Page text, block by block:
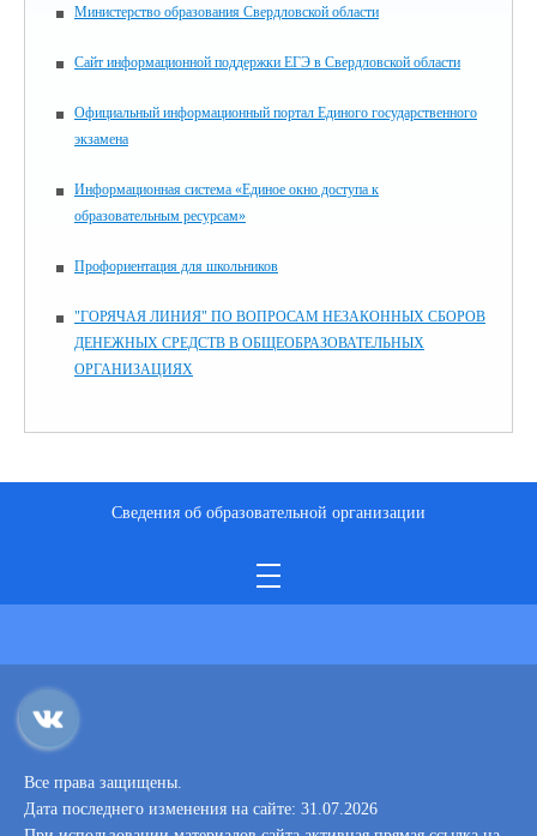
Министерство образования Свердловской области
Сайт информационной поддержки ЕГЭ в Свердловской области
Официальный информационный портал Единого государственного
экзамена
Информационная система «Единое окно доступа к
образовательным ресурсам»
Профориентация для школьников
"ГОРЯЧАЯ ЛИНИЯ" ПО ВОПРОСАМ НЕЗАКОННЫХ СБОРОВ
ДЕНЕЖНЫХ СРЕДСТВ В ОБЩЕОБРАЗОВАТЕЛЬНЫХ
ОРГАНИЗАЦИЯХ
Сведения об образовательной организации
Все права защищены.
Дата последнего изменения на сайте: 31.07.2026